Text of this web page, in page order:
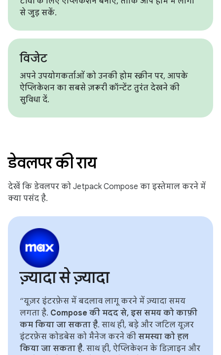
से जुड़ सकें.
विजेट
अपने उपयोगकर्ताओं को उनकी होम स्क्रीन पर, आपके
ऐप्लिकेशन का सबसे ज़रूरी कॉन्टेंट तुरंत देखने की
सुविधा दें.
डेवलपर की राय
देखें कि डेवलपर को Jetpack Compose का इस्तेमाल करने में
क्या पसंद है.
ज़्यादा से ज़्यादा
“यूज़र इंटरफ़ेस में बदलाव लागू करने में ज़्यादा समय
लगता है. Compose की मदद से, इस समय को काफ़ी
कम किया जा सकता है. साथ ही, बड़े और जटिल यूज़र
इंटरफ़ेस कोडबेस को मैनेज करने की समस्या को हल
किया जा सकता है. साथ ही, ऐप्लिकेशन के डिज़ाइन और